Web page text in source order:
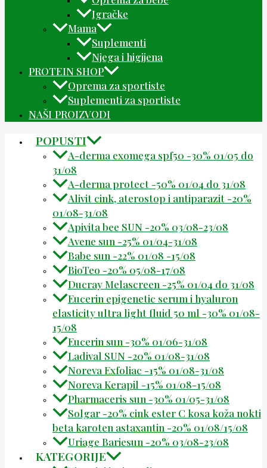
Igračke
Mama
Suplementi
Njega i higijena
PROTEIN SHOP
Oprema za sportiste
Suplementi za sportiste
NAŠI PROIZVODI
POPUSTI
A-derma exomega spf50 -30% 01/05 do
31/08
A-derma protect -50% 01/04 do 31/08
Alivit cink, aterostop i antiparazit -20%
01/08-31/08
Apivita bee SUN -20% 03/08-23/08
Avene sun -25% 01/04-31/08
Babe sun -22% 01/08 -15/08
BioTeo -20% 05/08-17/08
Ducray Melascreen -25% 01/04 do 31/08
Eucerin epigenetic serum i hyaluron
elasticity ultra light fluid 50 ml -30% 01/08-
15/08
Eucerin sun -30% 01/06-31/08
Ladival SUN -20% 01/08-31/08
Noreva Exfoliac -15% 01/08-31/08
Noreva Kerapil -15% 01/08-15/08
Pharmaceris sun -30% 01/05-31/08
Solgar -20% cink ester C kosa koža nokti
beta karoten astaxantin -20% 01/08/15/08
Uriage Bariesun -20% 03/08-23/08
KATEGORIJE